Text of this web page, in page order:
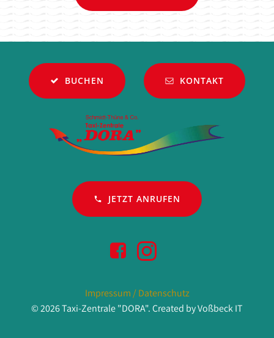
BUCHEN KONTAKT
JETZT ANRUFEN
Impressum / Datenschutz
© 2026 Taxi-Zentrale "DORA". Created by Voßbeck IT